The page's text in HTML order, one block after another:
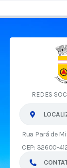
REDES
Rua Pará de
CEP: 32600-